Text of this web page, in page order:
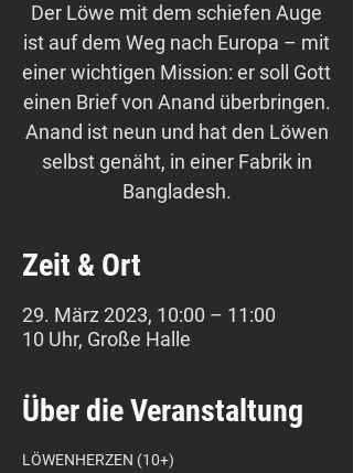
Der Löwe mit dem schiefen Auge
ist auf dem Weg nach Europa – mit
einer wichtigen Mission: er soll Gott
einen Brief von Anand überbringen.
Anand ist neun und hat den Löwen
selbst genäht, in einer Fabrik in
Bangladesh.
Zeit & Ort
29. März 2023, 10:00 – 11:00
10 Uhr, Große Halle
Über die Veranstaltung
LÖWENHERZEN (10+)